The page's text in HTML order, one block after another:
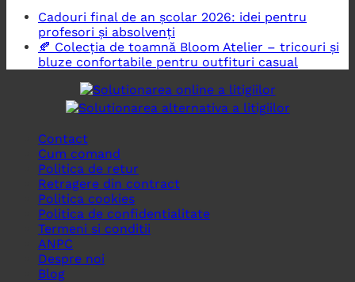
Cadouri final de an școlar 2026: idei pentru
profesori și absolvenți
🍂 Colecția de toamnă Bloom Atelier – tricouri și
bluze confortabile pentru outfituri casual
Contact
Cum comand
Politica de retur
Retragere din contract
Politica cookies
Politica de confidentialitate
Termeni si conditii
ANPC
Despre noi
Blog